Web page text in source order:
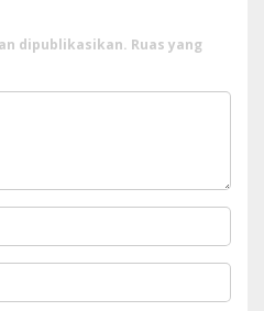
dipublikasikan. Ruas yang